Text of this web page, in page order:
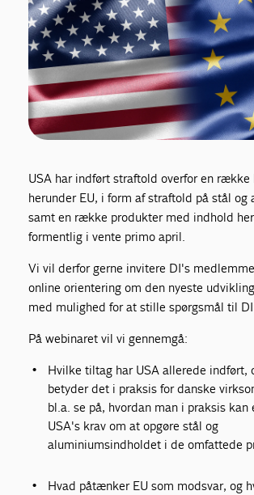
USA har indført straftold overfor en række
herunder EU, i form af straftold på stål og
samt en række produkter med indhold
formentlig i vente primo april.
Vi vil derfor gerne invitere DI's
online orientering om den nyeste
med mulighed for at stille spørgsmål til
På webinaret vil vi gennemgå:
Hvilke tiltag har USA allerede indført,
betyder det i praksis for danske
bl.a. se på, hvordan man i praksis kan
USA's krav om at opgøre stål og
aluminiumsindholdet i de omfattede
Hvad påtænker EU som modsvar, og